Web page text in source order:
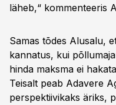
läheb,“ kommenteeris
Samas tõdes Alusalu,
kannatus, kui
hinda maksma ei
Teisalt peab Adavere
perspektiivikaks äriks,